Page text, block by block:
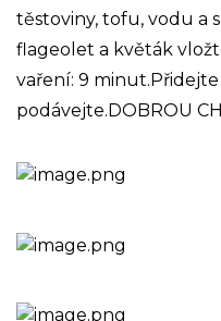
těstoviny, tofu, vodu a
flageolet a květák
vaření: 9
podávejte.DOBROU